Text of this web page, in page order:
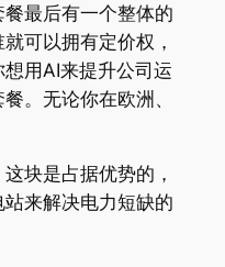
最后有一个整体的
可以拥有定价权，
用AI来提升公司运
。无论你在欧洲、
块是占据优势的，
来解决电力短缺的